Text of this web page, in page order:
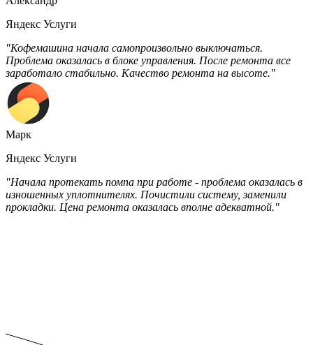
Яндекс Услуги
"Кофемашина начала самопроизвольно выключаться.
Проблема оказалась в блоке управления. После ремонта все
заработало стабильно. Качество ремонта на высоте."
Марк
Яндекс Услуги
"Начала протекать помпа при работе - проблема оказалась в
изношенных уплотнителях. Почистили систему, заменили
прокладки. Цена ремонта оказалась вполне адекватной."